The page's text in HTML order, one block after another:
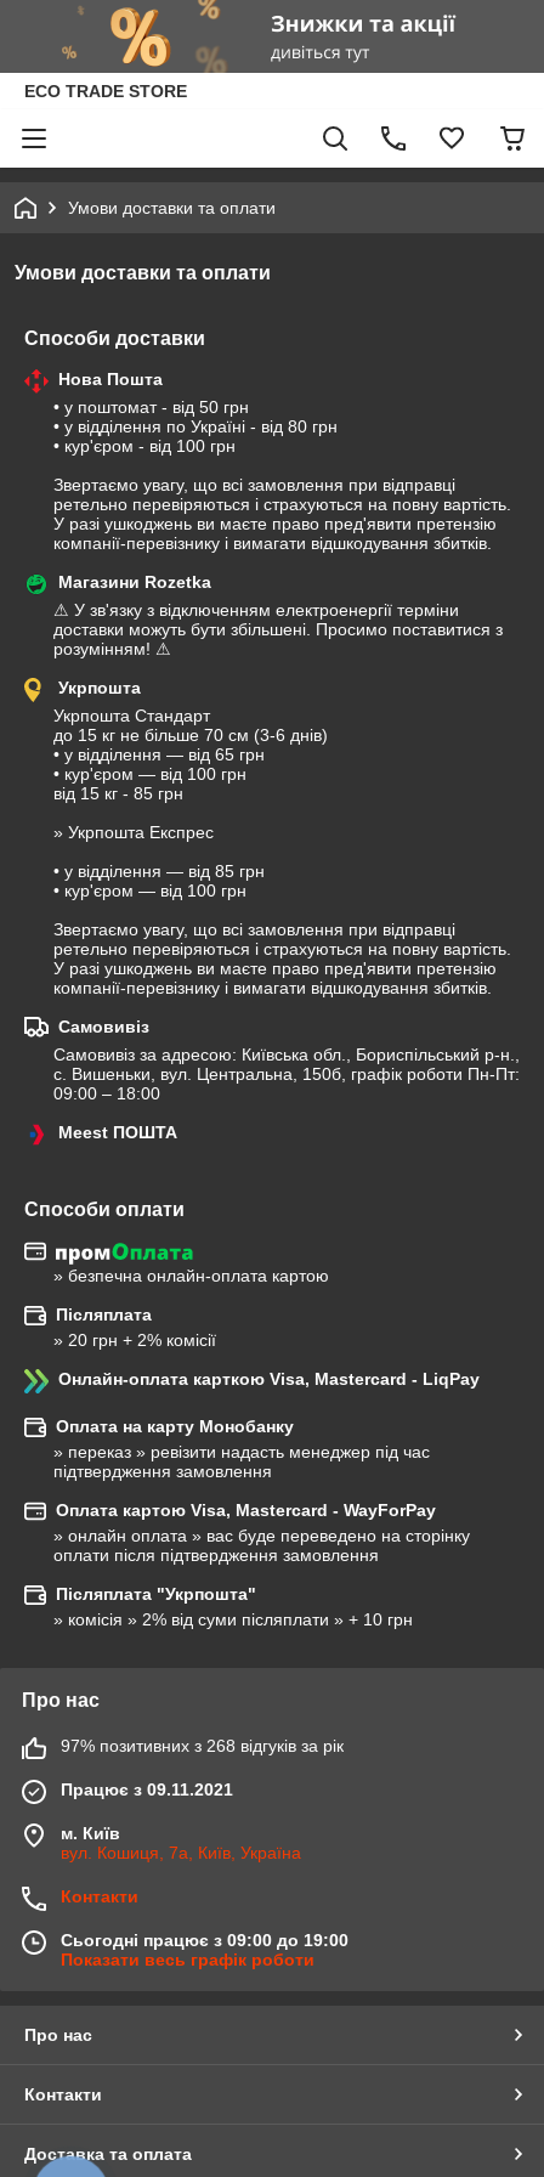
ECO TRADE STORE
Умови доставки та оплати
Умови доставки та оплати
Способи доставки
Нова Пошта
• у поштомат - від 50 грн
• у відділення по Україні - від 80 грн
• кур'єром - від 100 грн
Звертаємо увагу, що всі замовлення при відправці
ретельно перевіряються і страхуються на повну вартість.
У разі ушкоджень ви маєте право пред'явити претензію
компанії-перевізнику і вимагати відшкодування збитків.
Магазини Rozetka
⚠ У зв'язку з відключенням електроенергії терміни
доставки можуть бути збільшені. Просимо поставитися з
розумінням! ⚠
Укрпошта
Укрпошта Стандарт
до 15 кг не більше 70 см (3-6 днів)
• у відділення — від 65 грн
• кур'єром — від 100 грн
від 15 кг - 85 грн
» Укрпошта Експрес
• у відділення — від 85 грн
• кур'єром — від 100 грн
Звертаємо увагу, що всі замовлення при відправці
ретельно перевіряються і страхуються на повну вартість.
У разі ушкоджень ви маєте право пред'явити претензію
компанії-перевізнику і вимагати відшкодування збитків.
Самовивіз
Самовивіз за адресою: Київська обл., Бориспільський р-н.,
с. Вишеньки, вул. Центральна, 150б, графік роботи Пн-Пт:
09:00 – 18:00
Meest ПОШТА
Способи оплати
» безпечна онлайн-оплата картою
Післяплата
» 20 грн + 2% комісії
Онлайн-оплата карткою Visa, Mastercard - LiqPay
Оплата на карту Монобанку
» переказ » ревізити надасть менеджер під час
підтвердження замовлення
Оплата картою Visa, Mastercard - WayForPay
» онлайн оплата » вас буде переведено на сторінку
оплати після підтвердження замовлення
Післяплата "Укрпошта"
» комісія » 2% від суми післяплати » + 10 грн
Про нас
97% позитивних з 268 відгуків за рік
Працює з 09.11.2021
м. Київ
вул. Кошиця, 7а, Київ, Україна
Контакти
Сьогодні працює з 09:00 до 19:00
Показати весь графік роботи
Про нас
Контакти
Доставка та оплата